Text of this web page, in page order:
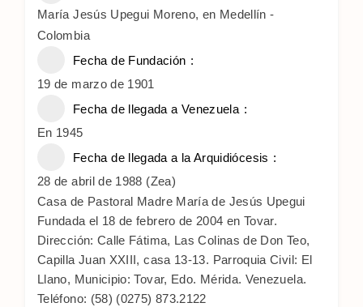
María Jesús Upegui Moreno, en Medellín -
Colombia
Fecha de Fundación
19 de marzo de 1901
Fecha de llegada a Venezuela
En 1945
Fecha de llegada a la Arquidiócesis
28 de abril de 1988 (Zea)
Casa de Pastoral Madre María de Jesús Upegui
Fundada el 18 de febrero de 2004 en Tovar.
Dirección: Calle Fátima, Las Colinas de Don Teo,
Capilla Juan XXIII, casa 13-13. Parroquia Civil: El
Llano, Municipio: Tovar, Edo. Mérida. Venezuela.
Teléfono: (58) (0275) 873.2122